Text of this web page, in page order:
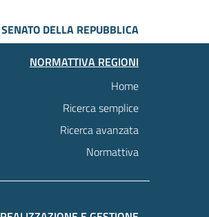
SENATO DELLA REPUBBLICA
NORMATTIVA REGIONI
Home
Ricerca semplice
Ricerca avanzata
Normattiva